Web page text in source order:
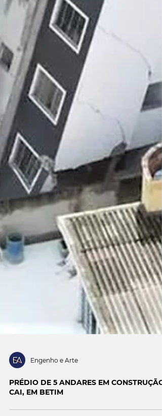
Engenho e Arte